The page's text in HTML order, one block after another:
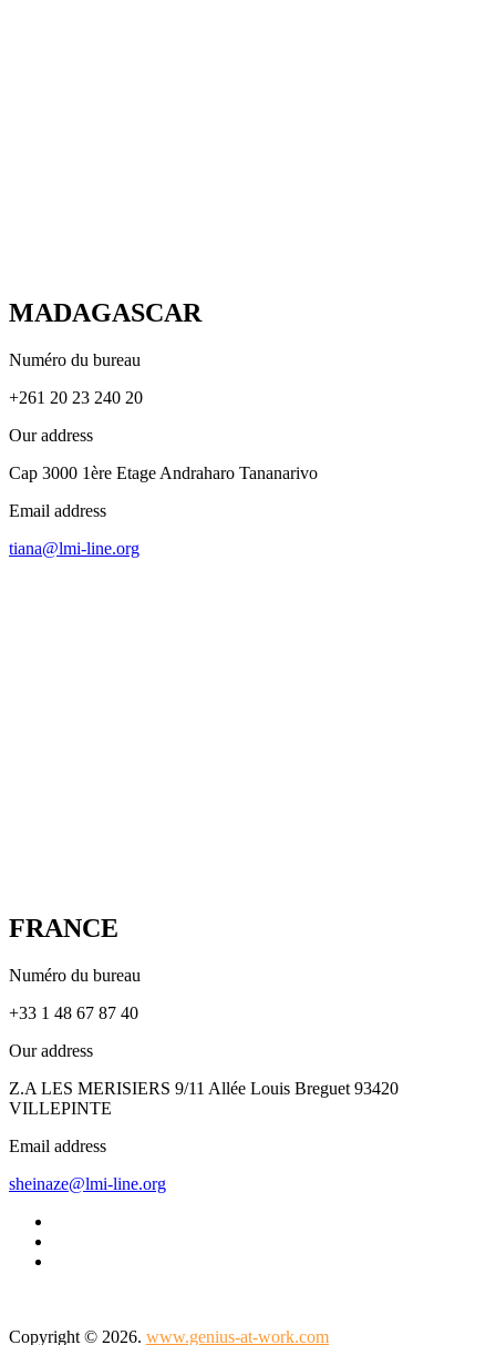
MADAGASCAR
Numéro du bureau
+261 20 23 240 20
Our address
Cap 3000 1ère Etage Andraharo Tananarivo
Email address
tiana@lmi-line.org
FRANCE
Numéro du bureau
+33 1 48 67 87 40
Our address
Z.A LES MERISIERS 9/11 Allée Louis Breguet 93420
VILLEPINTE
Email address
sheinaze@lmi-line.org
Copyright © 2026. www.genius-at-work.com